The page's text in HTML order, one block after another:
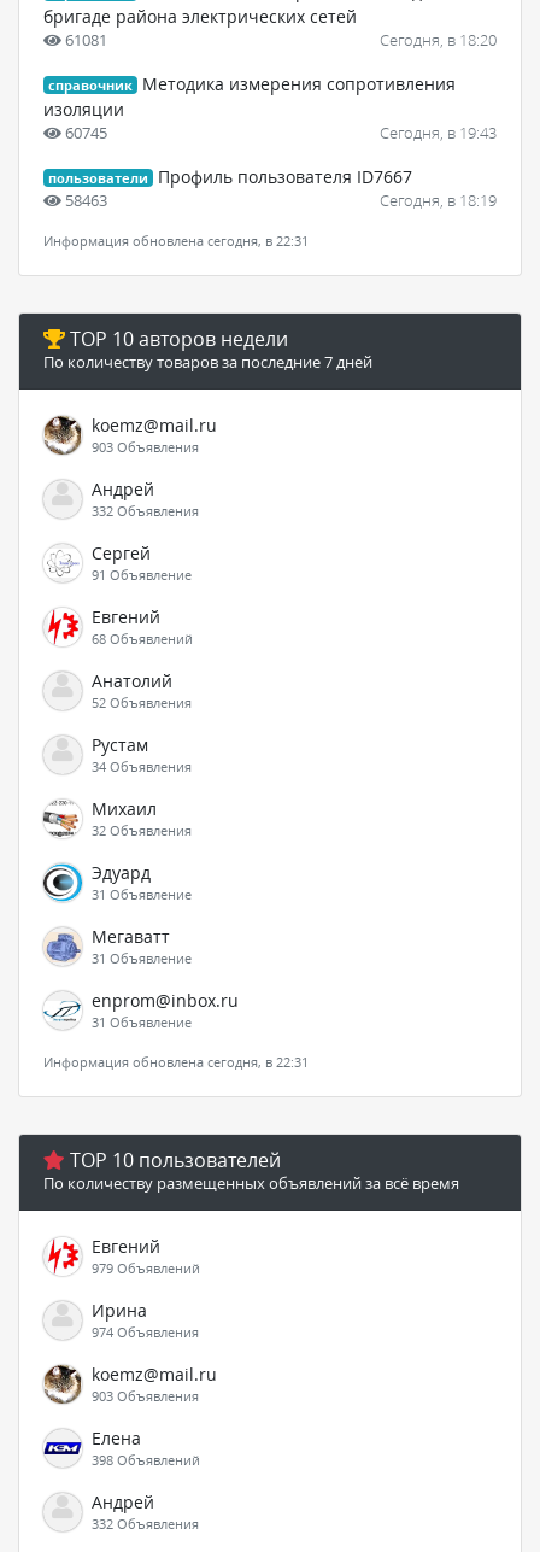
бригаде района электрических сетей
61081 Сегодня, в 18:20
справочник
Методика измерения сопротивления
изоляции
60745 Сегодня, в 19:43
пользователи Профиль пользователя ID7667
58463 Сегодня, в 18:19
Информация обновлена сегодня, в 22:31
TOP 10 авторов недели
По количеству товаров за последние 7 дней
koemz@mail.ru
903 Объявления
Андрей
332 Объявления
Сергей
91 Объявление
Евгений
68 Объявлений
Анатолий
52 Объявления
Рустам
34 Объявления
Михаил
32 Объявления
Эдуард
31 Объявление
Мегаватт
31 Объявление
enprom@inbox.ru
31 Объявление
Информация обновлена сегодня, в 22:31
TOP 10 пользователей
По количеству размещенных объявлений за всё время
Евгений
979 Объявлений
Ирина
974 Объявления
koemz@mail.ru
903 Объявления
Елена
398 Объявлений
Андрей
332 Объявления